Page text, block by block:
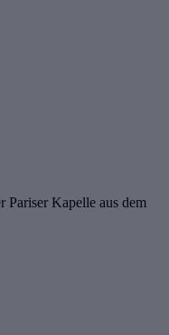
Pariser Kapelle aus dem